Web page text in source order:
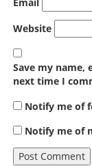
Website
Save my name,
next time I
Notify me of
Notify me of